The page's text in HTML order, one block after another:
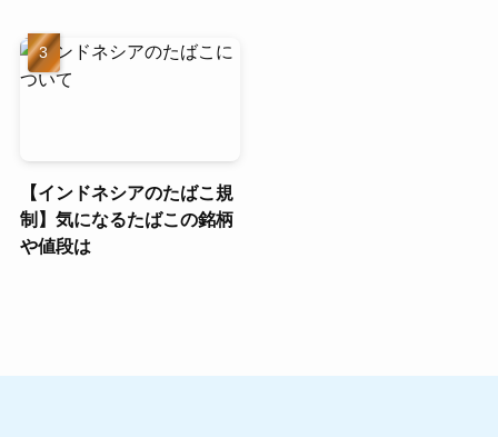
【インドネシアのたばこ規
制】気になるたばこの銘柄
や値段は